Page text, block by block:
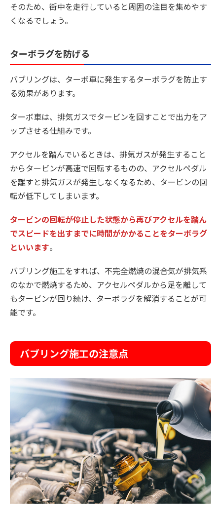
そのため、街中を走行していると周囲の注目を集めやす
くなるでしょう。
ターボラグを防げる
バブリングは、ターボ車に発生するターボラグを防止す
る効果があります。
ターボ車は、排気ガスでタービンを回すことで出力をア
ップさせる仕組みです。
アクセルを踏んでいるときは、排気ガスが発生すること
からタービンが高速で回転するものの、アクセルペダル
を離すと排気ガスが発生しなくなるため、タービンの回
転が低下してしまいます。
タービンの回転が停止した状態から再びアクセルを踏ん
でスピードを出すまでに時間がかかることをターボラグ
といいます。
バブリング施工をすれば、不完全燃焼の混合気が排気系
のなかで燃焼するため、アクセルペダルから足を離して
もタービンが回り続け、ターボラグを解消することが可
能です。
バブリング施工の注意点